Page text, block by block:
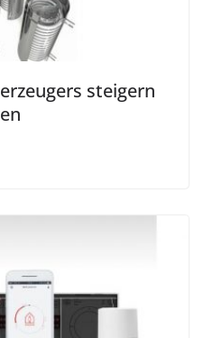
steigern